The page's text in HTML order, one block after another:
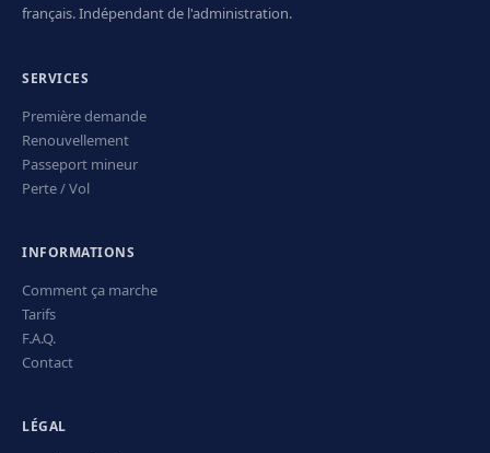
français. Indépendant de l'administration.
SERVICES
Première demande
Renouvellement
Passeport mineur
Perte / Vol
INFORMATIONS
Comment ça marche
Tarifs
F.A.Q.
Contact
LÉGAL